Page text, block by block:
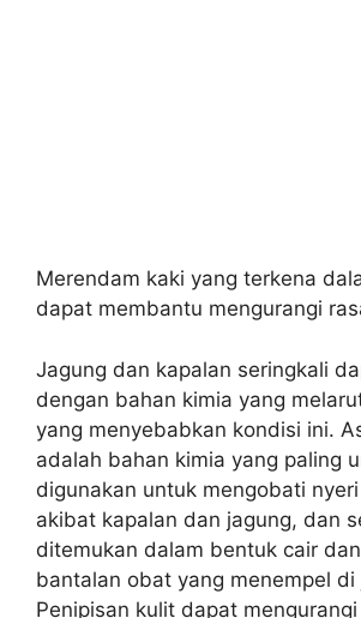
Merendam kaki yang terkena
dapat membantu mengurangi
Jagung dan kapalan seringkali
dengan bahan kimia yang
yang menyebabkan kondisi ini.
adalah bahan kimia yang paling
digunakan untuk mengobati
akibat kapalan dan jagung, dan
ditemukan dalam bentuk cair
bantalan obat yang menempel di
Penipisan kulit dapat